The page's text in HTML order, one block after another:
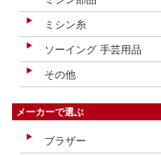
ミシン糸
ソーイング 手芸用品
その他
メーカーで選ぶ
ブラザー